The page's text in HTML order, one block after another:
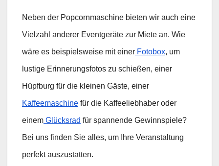
Neben der Popcornmaschine bieten wir auch eine
Vielzahl anderer Eventgeräte zur Miete an. Wie
wäre es beispielsweise mit einer Fotobox, um
lustige Erinnerungsfotos zu schießen, einer
Hüpfburg für die kleinen Gäste, einer
Kaffeemaschine für die Kaffeeliebhaber oder
einem Glücksrad für spannende Gewinnspiele?
Bei uns finden Sie alles, um Ihre Veranstaltung
perfekt auszustatten.